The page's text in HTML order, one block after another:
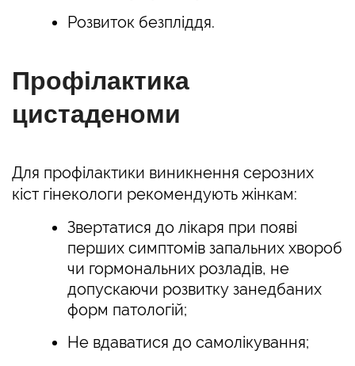
Розвиток безпліддя.
Профілактика
цистаденоми
Для профілактики виникнення серозних
кіст гінекологи рекомендують жінкам:
Звертатися до лікаря при появі
перших симптомів запальних хвороб
чи гормональних розладів, не
допускаючи розвитку занедбаних
форм патологій;
Не вдаватися до самолікування;